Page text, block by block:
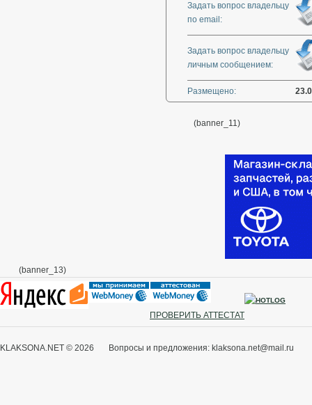
Задать вопрос владельцу
по email:
Задать вопрос владельцу
личным сообщением:
Размещено:
(banner_11)
(banner_13)
ПРОВЕРИТЬ АТТЕСТАТ
KLAKSONA.NET © 2026 Вопросы и предложения: klaksona.net@mail.ru